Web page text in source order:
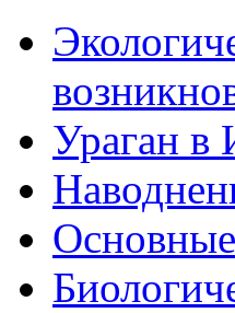
Ураган в